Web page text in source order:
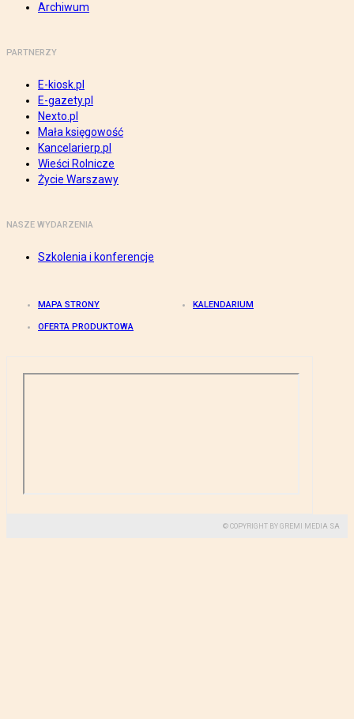
Archiwum
PARTNERZY
E-kiosk.pl
E-gazety.pl
Nexto.pl
Mała księgowość
Kancelarierp.pl
Wieści Rolnicze
Życie Warszawy
NASZE WYDARZENIA
Szkolenia i konferencje
MAPA STRONY KALENDARIUM
OFERTA PRODUKTOWA
© COPYRIGHT BY GREMI MEDIA SA